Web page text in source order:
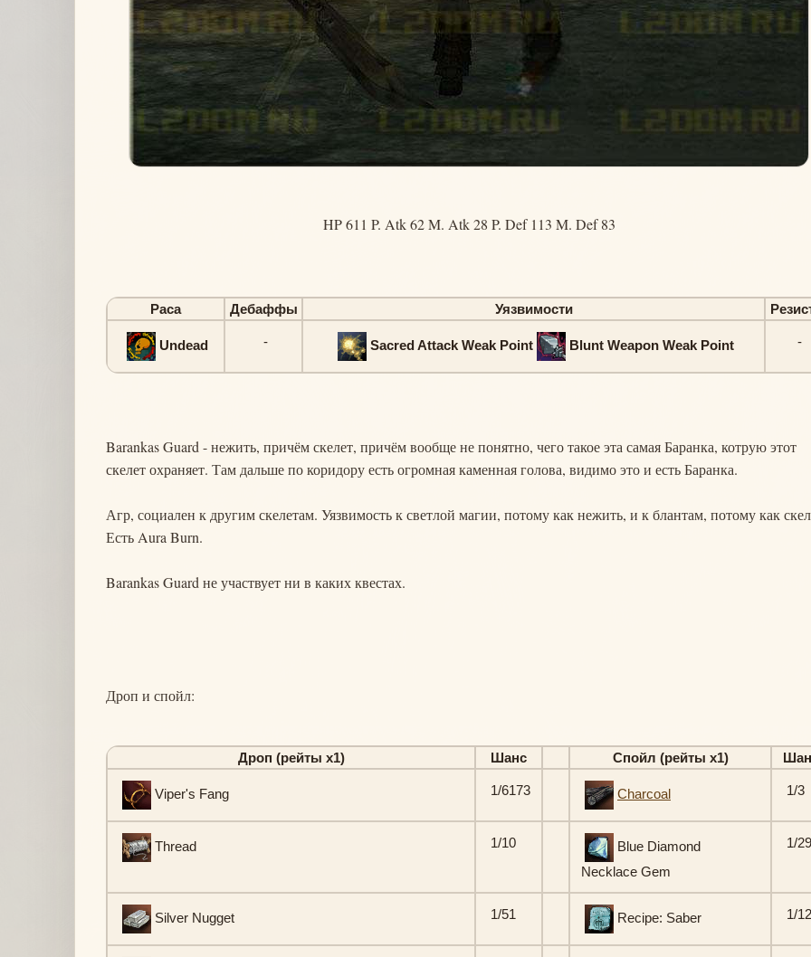
HP 611 P. Atk 62 M. Atk 28 P. Def 113 M. Def 83
Раса Дебаффы Уязвимости
Undead - Sacred Attack Weak Point Blunt Weapon Weak Point -
Barankas Guard - нежить, причём скелет, причём вообще не понятно, чего такое эта самая Баранка, котрую этот
скелет охраняет. Там дальше по коридору есть огромная каменная голова, видимо это и есть Баранка.
Агр, социален к другим скелетам. Уязвимость к светлой магии, потому как нежить, и к блантам, потому как
Есть Aura Burn.
Barankas Guard не участвует ни в каких квестах.
Дроп и спойл:
Дроп (рейты х1) Шанс Спойл (рейты х1)
Viper's Fang 1/6173 Charcoal 1/3
Thread 1/10
Blue Diamond
Necklace Gem
1/29
Silver Nugget 1/51 Recipe: Saber 1/